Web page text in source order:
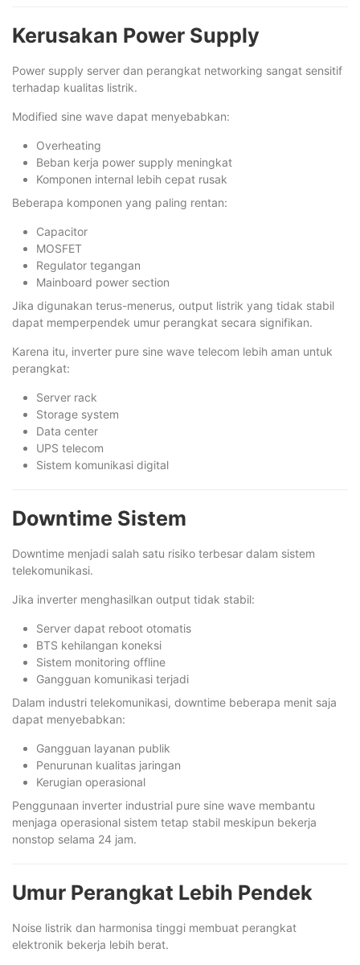
Kerusakan Power Supply
Power supply server dan perangkat networking sangat sensitif
terhadap kualitas listrik.
Modified sine wave dapat menyebabkan:
Overheating
Beban kerja power supply meningkat
Komponen internal lebih cepat rusak
Beberapa komponen yang paling rentan:
Capacitor
MOSFET
Regulator tegangan
Mainboard power section
Jika digunakan terus-menerus, output listrik yang tidak stabil
dapat memperpendek umur perangkat secara signifikan.
Karena itu, inverter pure sine wave telecom lebih aman untuk
perangkat:
Server rack
Storage system
Data center
UPS telecom
Sistem komunikasi digital
Downtime Sistem
Downtime menjadi salah satu risiko terbesar dalam sistem
telekomunikasi.
Jika inverter menghasilkan output tidak stabil:
Server dapat reboot otomatis
BTS kehilangan koneksi
Sistem monitoring offline
Gangguan komunikasi terjadi
Dalam industri telekomunikasi, downtime beberapa menit saja
dapat menyebabkan:
Gangguan layanan publik
Penurunan kualitas jaringan
Kerugian operasional
Penggunaan inverter industrial pure sine wave membantu
menjaga operasional sistem tetap stabil meskipun bekerja
nonstop selama 24 jam.
Umur Perangkat Lebih Pendek
Noise listrik dan harmonisa tinggi membuat perangkat
elektronik bekerja lebih berat.